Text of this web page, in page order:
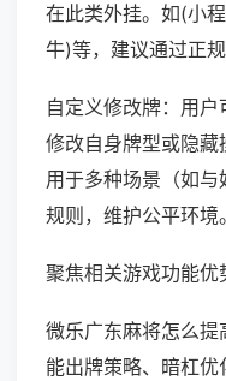
在此类外挂。如(小
牛)等，建议通过正
自定义修改牌：用户
修改自身牌型或隐藏
用于多种场景（如
规则，维护公平环境。
聚焦相关游戏功能优
微乐广东麻将怎么
能出牌策略、暗杠